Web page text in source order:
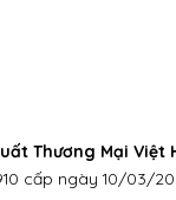
Thương Mại Việt
cấp ngày 10/03/